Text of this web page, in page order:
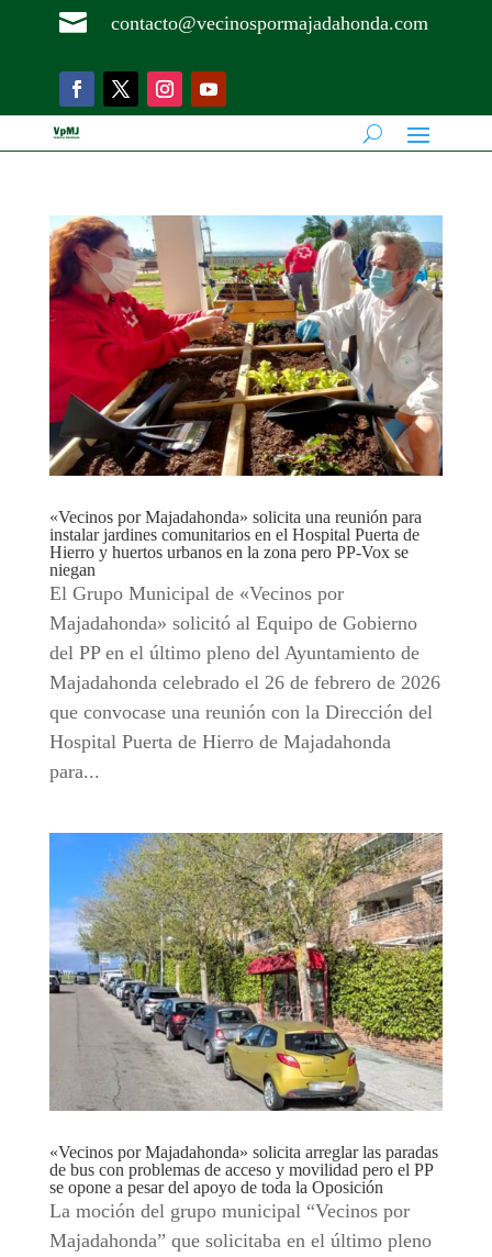
 contacto@vecinospormajadahonda.com
«Vecinos por Majadahonda» solicita una reunión para
instalar jardines comunitarios en el Hospital Puerta de
Hierro y huertos urbanos en la zona pero PP-Vox se
niegan
El Grupo Municipal de «Vecinos por
Majadahonda» solicitó al Equipo de Gobierno
del PP en el último pleno del Ayuntamiento de
Majadahonda celebrado el 26 de febrero de 2026
que convocase una reunión con la Dirección del
Hospital Puerta de Hierro de Majadahonda
para...
«Vecinos por Majadahonda» solicita arreglar las paradas
de bus con problemas de acceso y movilidad pero el PP
se opone a pesar del apoyo de toda la Oposición
La moción del grupo municipal “Vecinos por
Majadahonda” que solicitaba en el último pleno